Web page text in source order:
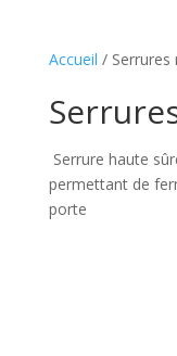
Accueil / Serrures
Serrure haute
permettant de
porte